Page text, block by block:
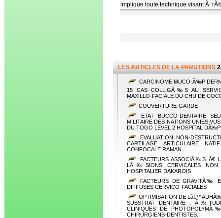
implique toute technique visant Ã
LES ARTICLES DE LA PARUTIONS
CARCINOME MUCO-
15 CAS COLLIGÃ‰S AU
MAXILLO-FACIALE DU CHU DE
COUVERTURE-GARDE
ETAT BUCCO-DENTAIRE
MILITAIRE DES NATIONS UNIES
DU TOGO LEVEL 2 HOSPITAL
EVALUATION NON-
CARTILAGE ARTICULAIRE
CONFOCALE RAMAN
FACTEURS ASSOCIÃ‰S Ã€
LÃ‰SIONS CERVICALES NON
HOSPITALIER DAKAROIS
FACTEURS DE GRAVITÃ‰
DIFFUSES CERVICO-FACIALES
OPTIMISATION DE
SUBSTRAT DENTAIRE :
CLINIQUES DE
CHIRURGIENS-DENTISTES.